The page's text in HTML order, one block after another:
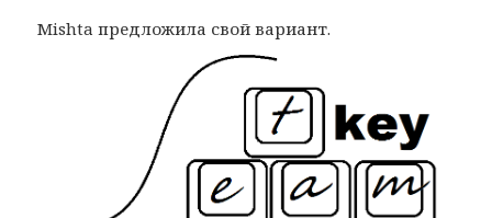
Mishta предложила свой вариант.